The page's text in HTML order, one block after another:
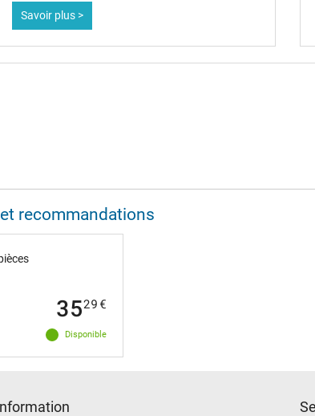
Savoir plus >
recommandations
Disponible
3529 €